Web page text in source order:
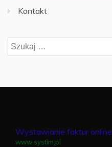
Kontakt
Szukaj:
Wystawianie faktur online
www.systim.pl